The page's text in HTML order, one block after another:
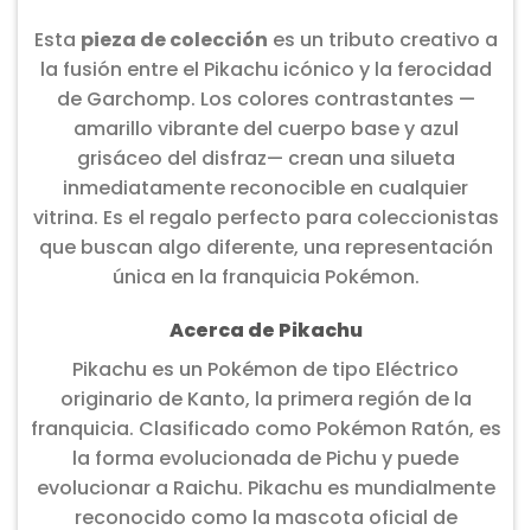
Esta pieza de colección es un tributo creativo a
la fusión entre el Pikachu icónico y la ferocidad
de Garchomp. Los colores contrastantes —
amarillo vibrante del cuerpo base y azul
grisáceo del disfraz— crean una silueta
inmediatamente reconocible en cualquier
vitrina. Es el regalo perfecto para coleccionistas
que buscan algo diferente, una representación
única en la franquicia Pokémon.
Acerca de Pikachu
Pikachu es un Pokémon de tipo Eléctrico
originario de Kanto, la primera región de la
franquicia. Clasificado como Pokémon Ratón, es
la forma evolucionada de Pichu y puede
evolucionar a Raichu. Pikachu es mundialmente
reconocido como la mascota oficial de